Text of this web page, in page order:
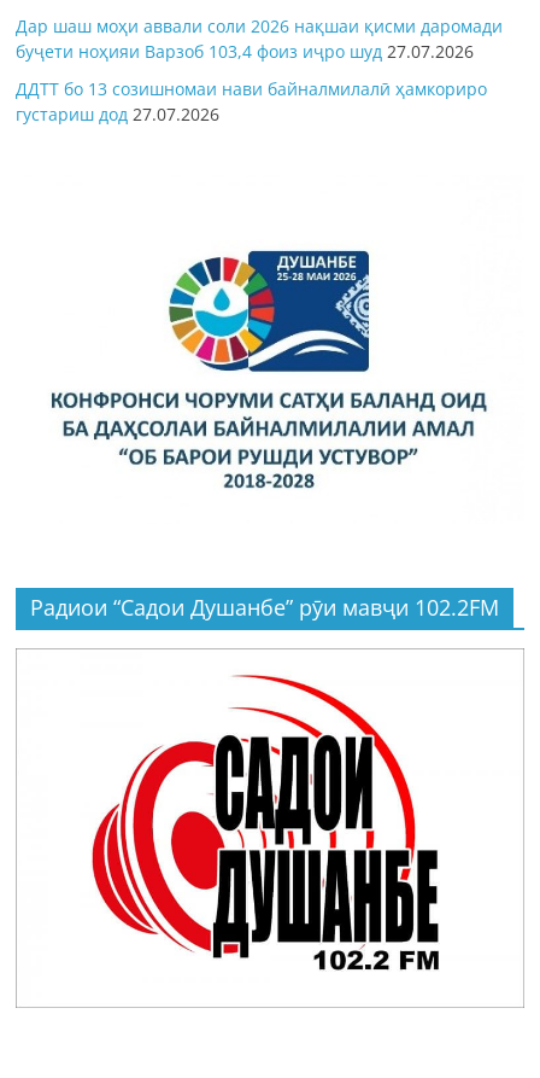
Дар шаш моҳи аввали соли 2026 нақшаи қисми даромади
буҷети ноҳияи Варзоб 103,4 фоиз иҷро шуд 27.07.2026
ДДТТ бо 13 созишномаи нави байналмилалӣ ҳамкориро
густариш дод 27.07.2026
Радиои “Садои Душанбе” рӯи мавҷи 102.2FM